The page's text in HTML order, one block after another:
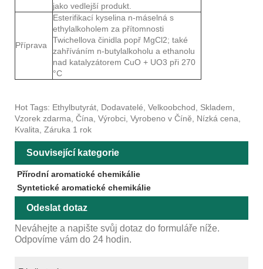
jako vedlejší produkt.
Příprava
Esterifikací kyselina n-máselná s
ethylalkoholem za přítomnosti
Twichellova činidla popř MgCl2; také
zahříváním n-butylalkoholu a ethanolu
nad katalyzátorem CuO + UO3 při 270
°C
Hot Tags: Ethylbutyrát, Dodavatelé, Velkoobchod, Skladem,
Vzorek zdarma, Čína, Výrobci, Vyrobeno v Číně, Nízká cena,
Kvalita, Záruka 1 rok
Související kategorie
Přírodní aromatické chemikálie
Syntetické aromatické chemikálie
Odeslat dotaz
Neváhejte a napište svůj dotaz do formuláře níže.
Odpovíme vám do 24 hodin.